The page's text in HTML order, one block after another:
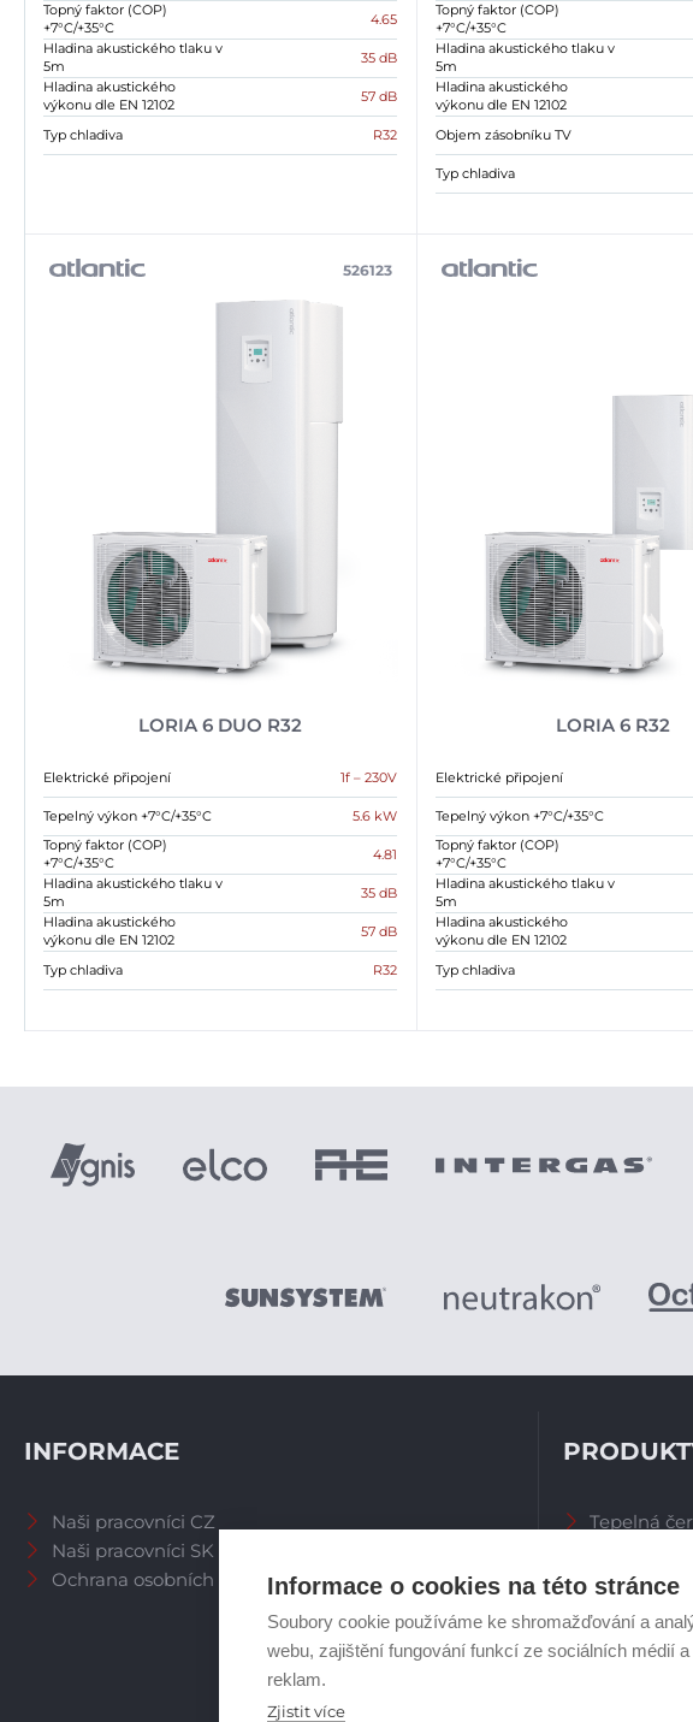
Informace o cookies na této stránce
Soubory cookie používáme ke shromažďování a
webu, zajištění fungování funkcí ze sociálních médií
reklam.
Zjistit více
Topný faktor (COP)
+7°C/+35°C
4.65
Hladina akustického tlaku v
5m
35 dB
Hladina akustického
výkonu dle EN 12102
57 dB
Typ chladiva R32
Topný faktor (COP)
+7°C/+35°C
Hladina akustického tlaku v
5m
Hladina akustického
výkonu dle EN 12102
Objem zásobníku TV
Typ chladiva
LORIA 6 DUO R32
526123
Elektrické připojení 1f – 230V
Tepelný výkon +7°C/+35°C
5.6 kW
Topný faktor (COP)
+7°C/+35°C
4.81
Hladina akustického tlaku v
5m
35 dB
Hladina akustického
výkonu dle EN 12102
57 dB
Typ chladiva R32
LORIA 6 R32
Elektrické připojení
Tepelný výkon +7°C/+35°C
Topný faktor (COP)
+7°C/+35°C
Hladina akustického tlaku v
5m
Hladina akustického
výkonu dle EN 12102
Typ chladiva
INFORMACE
Naši pracovníci CZ
Naši pracovníci SK
Ochrana osobních údajů
Tepelná
Zásobníky
Plynové
Ostatní